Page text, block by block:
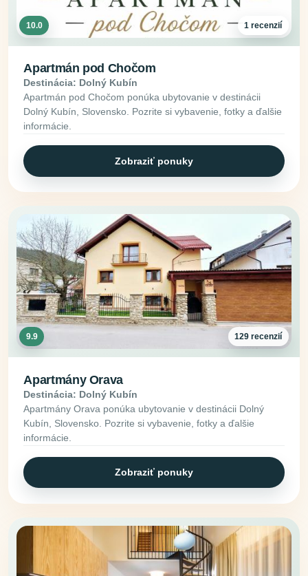
10.0 1 recenzií
Apartmán pod Chočom
Destinácia: Dolný Kubín
Apartmán pod Chočom ponúka ubytovanie v destinácii
Dolný Kubín, Slovensko. Pozrite si vybavenie, fotky a ďalšie
informácie.
Zobraziť ponuky
9.9 129 recenzií
Apartmány Orava
Destinácia: Dolný Kubín
Apartmány Orava ponúka ubytovanie v destinácii Dolný
Kubín, Slovensko. Pozrite si vybavenie, fotky a ďalšie
informácie.
Zobraziť ponuky